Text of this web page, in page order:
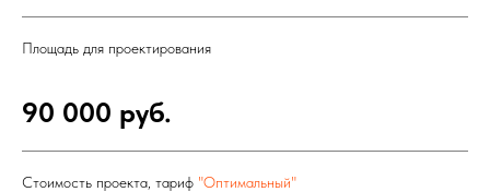
Площадь для проектирования
90 000 руб.
Стоимость проекта, тариф "Оптимальный"